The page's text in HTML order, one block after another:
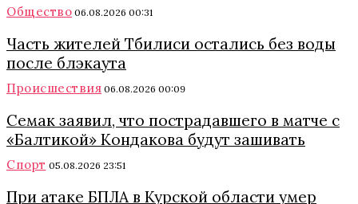
Общество 06.08.2026 00:31
Часть жителей Тбилиси остались без воды
после блэкаута
Происшествия 06.08.2026 00:09
Семак заявил, что пострадавшего в матче с
«Балтикой» Кондакова будут зашивать
Спорт 05.08.2026 23:51
При атаке БПЛА в Курской области умер